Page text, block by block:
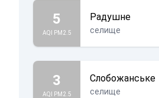
5
AQI PM2.5
Радушне
селище
3
AQI PM2.5
Слобожанське
селище